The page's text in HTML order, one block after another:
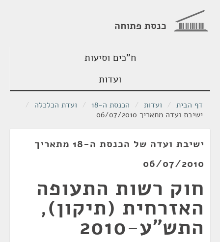
כנסת פתוחה
ח"כים וסיעות
ועדות
דף הבית / ועדות / הכנסת ה-18 / ועדת הכלכלה /
ישיבת ועדה מתאריך 06/07/2010
ישיבת ועדה של הכנסת ה-18 מתאריך
06/07/2010
חוק רשות התעופה
האזרחית (תיקון),
התש"ע-2010